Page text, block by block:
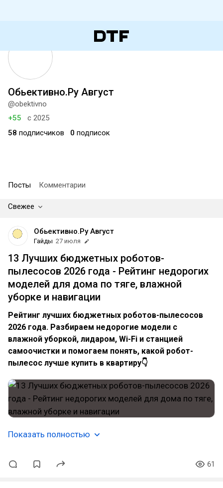
Обьективно.Ру Август
@obektivno
+55
с 2025
58 подписчиков 0 подписок
Посты Комментарии
Свежее
Обьективно.Ру Август
Гайды 27 июля
13 Лучших бюджетных роботов-
пылесосов 2026 года - Рейтинг недорогих
моделей для дома по тяге, влажной
уборке и навигации
Рейтинг лучших бюджетных роботов-пылесосов
2026 года. Разбираем недорогие модели с
влажной уборкой, лидаром, Wi-Fi и станцией
самоочистки и помогаем понять, какой робот-
пылесос лучше купить в квартиру👇
Показать полностью
61